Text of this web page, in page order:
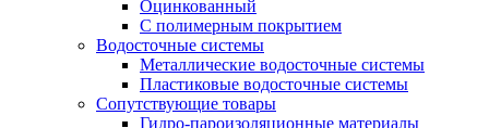
Оцинкованный
С полимерным покрытием
Водосточные системы
Металлические водосточные системы
Пластиковые водосточные системы
Сопутствующие товары
Гидро-пароизоляционные материалы